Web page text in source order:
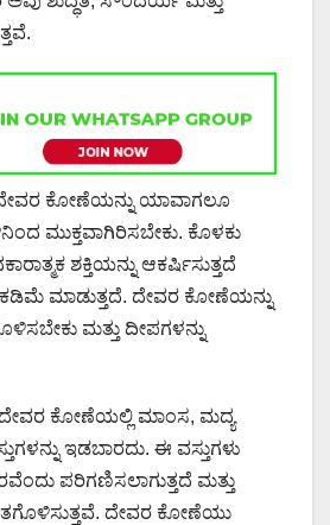
ಕೋಣೆಯನ್ನು ಯಾವಾಗಲೂ
ಮುಕ್ತವಾಗಿರಿಸಬೇಕು. ಕೊಳಕು
ಶಕ್ತಿಯನ್ನು ಆಕರ್ಷಿಸುತ್ತದೆ
ಕಡಿಮೆ ಮಾಡುತ್ತದೆ. ದೇವರ ಕೋಣೆಯನ್ನು
ಮತ್ತು ದೀಪಗಳನ್ನು
ಕೋಣೆಯಲ್ಲಿ ಮಾಂಸ, ಮದ್ಯ
ಇಡಬಾರದು. ಈ ವಸ್ತುಗಳು
ಪರಿಗಣಿಸಲಾಗುತ್ತದೆ ಮತ್ತು
ದೇವರ ಕೋಣೆಯು